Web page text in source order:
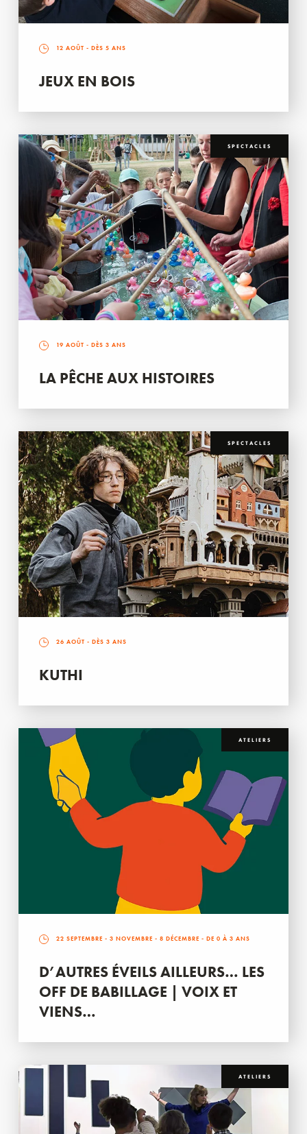
12 AOÛT - DÈS 5 ANS
JEUX EN BOIS
SPECTACLES
19 AOÛT - DÈS 3 ANS
LA PÊCHE AUX HISTOIRES
SPECTACLES
26 AOÛT - DÈS 3 ANS
KUTHI
ATELIERS
22 SEPTEMBRE - 3 NOVEMBRE - 8 DÉCEMBRE - DE 0 À 3 ANS
D’AUTRES ÉVEILS AILLEURS… LES
OFF DE BABILLAGE | VOIX ET
VIENS…
ATELIERS